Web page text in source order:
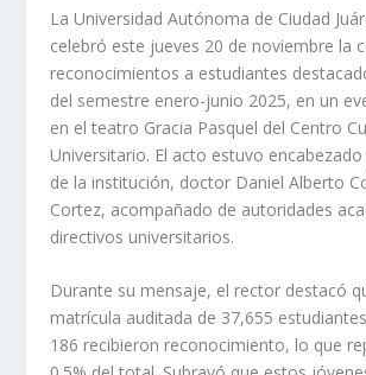
La Universidad Autónoma de Ciudad
celebró este jueves 20 de noviembre la
reconocimientos a estudiantes
del semestre enero-junio 2025, en un
en el teatro Gracia Pasquel del Centro
Universitario. El acto estuvo
de la institución, doctor Daniel Alberto
Cortez, acompañado de autoridades
directivos universitarios.
Durante su mensaje, el rector destacó
matrícula auditada de 37,655
186 recibieron reconocimiento, lo que